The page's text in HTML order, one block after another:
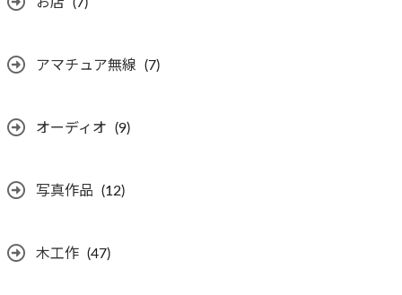
アマチュア無線 (7)
オーディオ (9)
写真作品 (12)
木工作 (47)